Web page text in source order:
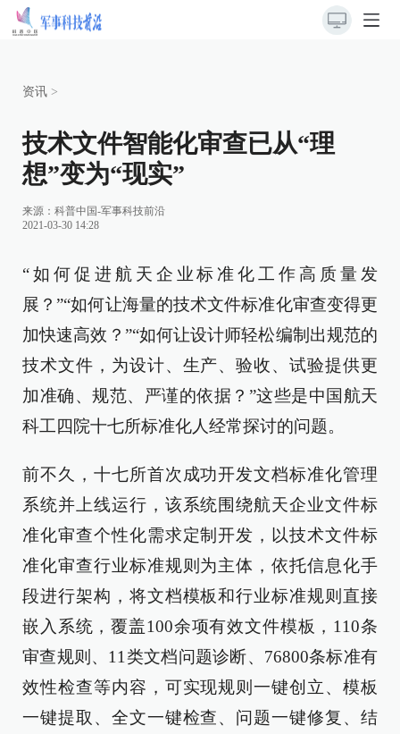
资讯 >
技术文件智能化审查已从“理
想”变为“现实”
来源： 科普中国-军事科技前沿
2021-03-30 14:28
“如何促进航天企业标准化工作高质量发
展？”“如何让海量的技术文件标准化审查变得更
加快速高效？”“如何让设计师轻松编制出规范的
技术文件，为设计、生产、验收、试验提供更
加准确、规范、严谨的依据？”这些是中国航天
科工四院十七所标准化人经常探讨的问题。
前不久，十七所首次成功开发文档标准化管理
系统并上线运行，该系统围绕航天企业文件标
准化审查个性化需求定制开发，以技术文件标
准化审查行业标准规则为主体，依托信息化手
段进行架构，将文档模板和行业标准规则直接
嵌入系统，覆盖100余项有效文件模板，110条
审查规则、11类文档问题诊断、76800条标准有
效性检查等内容，可实现规则一键创立、模板
一键提取、全文一键检查、问题一键修复、结